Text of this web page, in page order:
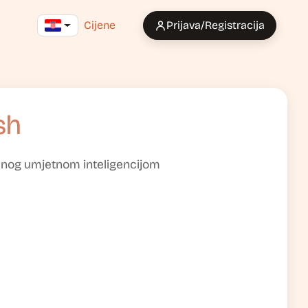
Cijene Prijava/Registracija
umjetnom inteligencijom